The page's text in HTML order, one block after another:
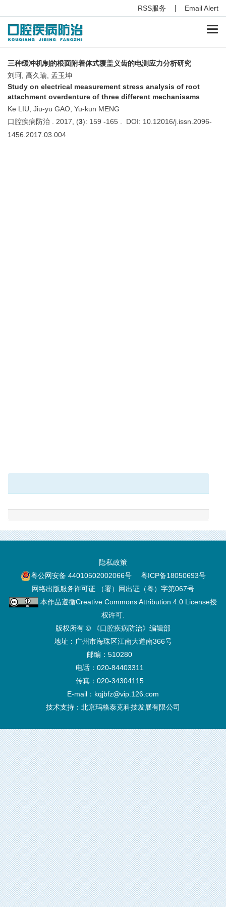
RSS服务 Email Alert
三种缓冲机制的根面附着体式覆盖义齿的电测应力分析研究
刘珂, 高久瑜, 孟玉坤
Study on electrical measurement stress analysis of root
attachment overdenture of three different mechanisams
Ke LIU, Jiu-yu GAO, Yu-kun MENG
口腔疾病防治 . 2017, (3): 159 -165 . DOI: 10.12016/j.issn.2096-
1456.2017.03.004
隐私政策
粤公网安备 44010502002066号
粤ICP备18050693号
网络出版服务许可证 （署）网出证（粤）字第067号
本作品遵循Creative Commons Attribution 4.0 License授
权许可.
版权所有 © 《口腔疾病防治》编辑部
地址：广州市海珠区江南大道南366号
邮编：510280
电话：020-84403311
传真：020-34304115
E-mail：kqjbfz@vip.126.com
技术支持： 北京玛格泰克科技发展有限公司